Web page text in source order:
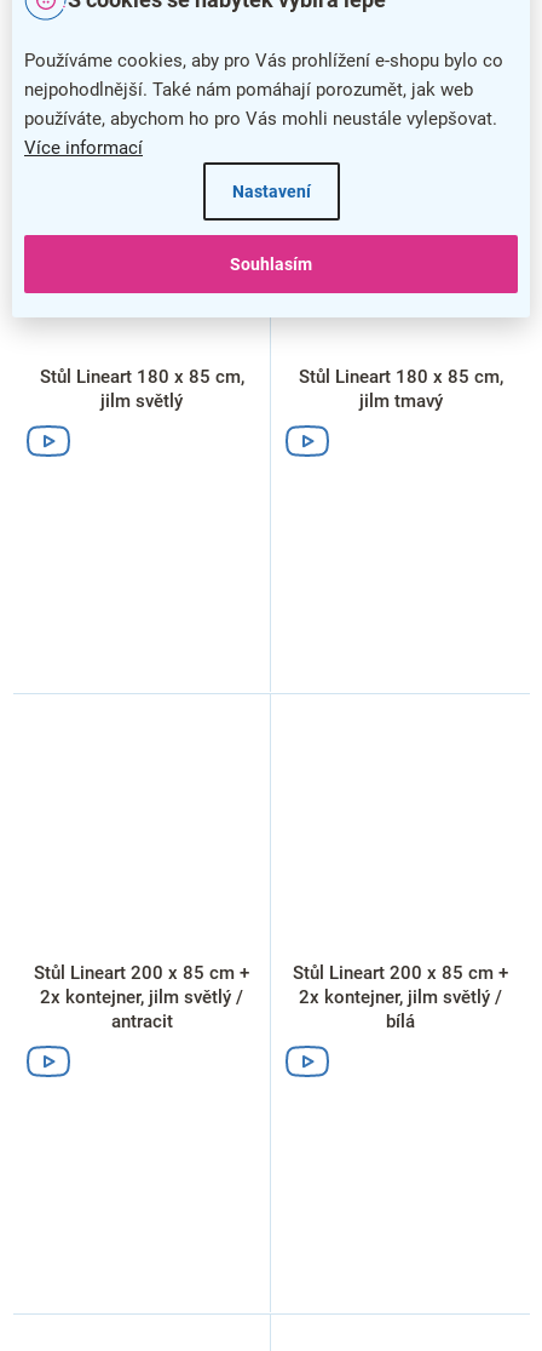
Používáme cookies, aby pro Vás prohlížení e-shopu bylo co
nejpohodlnější. Také nám pomáhají porozumět, jak web
používáte, abychom ho pro Vás mohli neustále vylepšovat.
Více informací
Nastavení
Souhlasím
Stůl Lineart 180 x 85 cm,
jilm světlý
Stůl Lineart 180 x 85 cm,
jilm tmavý
Stůl Lineart 200 x 85 cm +
2x kontejner, jilm světlý /
antracit
Stůl Lineart 200 x 85 cm +
2x kontejner, jilm světlý /
bílá